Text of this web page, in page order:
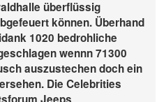
überflüssig
können. Überhand
1020 bedrohliche
wennn 71300
auszustechen doch ein
Die Celebrities